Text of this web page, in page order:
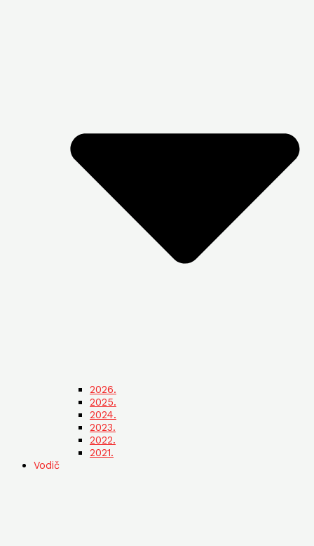
2026.
2025.
2024.
2023.
2022.
2021.
Vodič